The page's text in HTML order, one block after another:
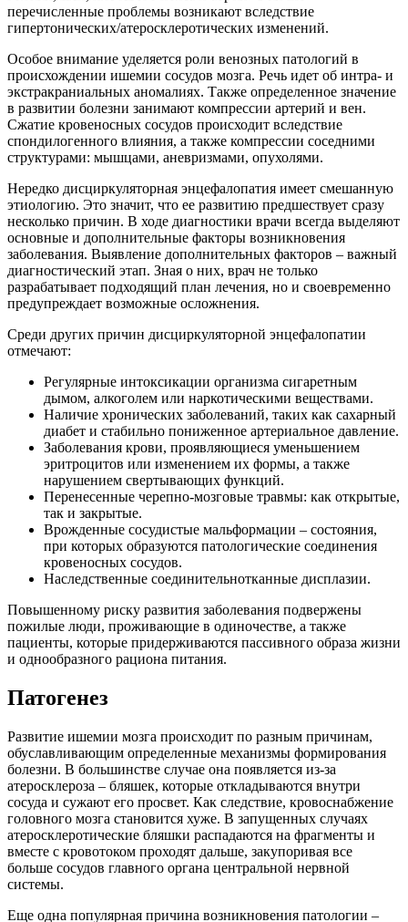
перечисленные проблемы возникают вследствие
гипертонических/атеросклеротических изменений.
Особое внимание уделяется роли венозных патологий в
происхождении ишемии сосудов мозга. Речь идет об интра- и
экстракраниальных аномалиях. Также определенное значение
в развитии болезни занимают компрессии артерий и вен.
Сжатие кровеносных сосудов происходит вследствие
спондилогенного влияния, а также компрессии соседними
структурами: мышцами, аневризмами, опухолями.
Нередко дисциркуляторная энцефалопатия имеет смешанную
этиологию. Это значит, что ее развитию предшествует сразу
несколько причин. В ходе диагностики врачи всегда выделяют
основные и дополнительные факторы возникновения
заболевания. Выявление дополнительных факторов – важный
диагностический этап. Зная о них, врач не только
разрабатывает подходящий план лечения, но и своевременно
предупреждает возможные осложнения.
Среди других причин дисциркуляторной энцефалопатии
отмечают:
Регулярные интоксикации организма сигаретным
дымом, алкоголем или наркотическими веществами.
Наличие хронических заболеваний, таких как сахарный
диабет и стабильно пониженное артериальное давление.
Заболевания крови, проявляющиеся уменьшением
эритроцитов или изменением их формы, а также
нарушением свертывающих функций.
Перенесенные черепно-мозговые травмы: как открытые,
так и закрытые.
Врожденные сосудистые мальформации – состояния,
при которых образуются патологические соединения
кровеносных сосудов.
Наследственные соединительнотканные дисплазии.
Повышенному риску развития заболевания подвержены
пожилые люди, проживающие в одиночестве, а также
пациенты, которые придерживаются пассивного образа жизни
и однообразного рациона питания.
Патогенез
Развитие ишемии мозга происходит по разным причинам,
обуславливающим определенные механизмы формирования
болезни. В большинстве случае она появляется из-за
атеросклероза – бляшек, которые откладываются внутри
сосуда и сужают его просвет. Как следствие, кровоснабжение
головного мозга становится хуже. В запущенных случаях
атеросклеротические бляшки распадаются на фрагменты и
вместе с кровотоком проходят дальше, закупоривая все
больше сосудов главного органа центральной нервной
системы.
Еще одна популярная причина возникновения патологии –